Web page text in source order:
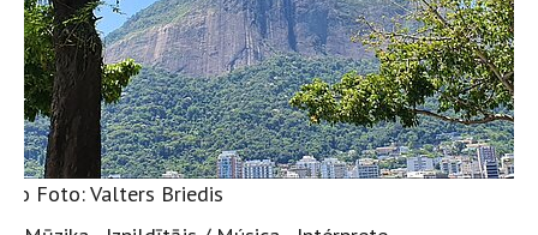
Foto: Valters Briedis